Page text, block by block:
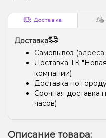
Доставка
Доставка
Самовывоз (адреса
Доставка ТК
компании)
Доставка по
Срочная доставка
часов)
Описание товара: